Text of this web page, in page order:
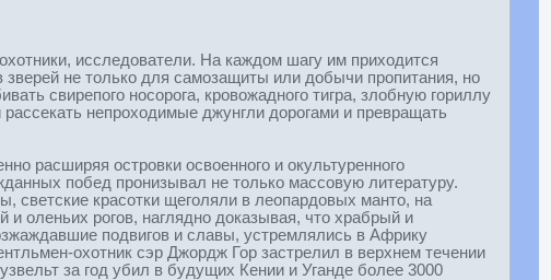
исследователи. На каждом шагу им приходится
не только для самозащиты или добычи пропитания, но
свирепого носорога, кровожадного тигра, злобную гориллу
непроходимые джунгли дорогами и превращать
расширяя островки освоенного и окультуренного
побед пронизывал не только массовую литературу.
светские красотки щеголяли в леопардовых манто, на
оленьих рогов, наглядно доказывая, что храбрый и
подвигов и славы, устремлялись в Африку
охотник сэр Джордж Гор застрелил в верхнем течении
за год убил в будущих Кении и Уганде более 3000